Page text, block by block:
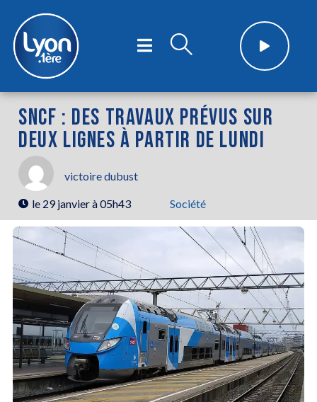
SNCF : DES TRAVAUX PRÉVUS SUR
DEUX LIGNES À PARTIR DE LUNDI
victoire dubust
le 29 janvier à 05h43 Société